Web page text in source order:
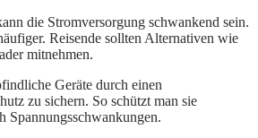
die Stromversorgung schwankend sein.
Reisende sollten Alternativen wie
mitnehmen.
Geräte durch einen
zu sichern. So schützt man sie
Spannungsschwankungen.